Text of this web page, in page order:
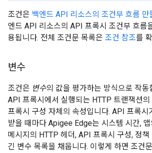
조건은 백엔드 API 리소스의 조건부 흐름 만
엔드 API 리소스의 API 프록시 조건부 흐름
용됩니다. 전체 조건문 목록은 조건 참조를
변수
조건은 변수의 값을 평가하는 방식으로 작동
API 프록시에서 실행되는 HTTP 트랜잭션
프록시 구성 자체의 속성입니다. API 프록시
받을 때마다 Apigee Edge는 시스템 시간,
메시지의 HTTP 헤더, API 프록시 구성, 정책
긴 변수 목록을 채웁니다. 이렇게 하면 조건